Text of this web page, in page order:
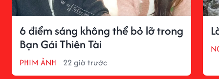
6 điểm sáng không thể bỏ lỡ trong
Bạn Gái Thiên Tài
PHIM ẢNH 22 giờ trước